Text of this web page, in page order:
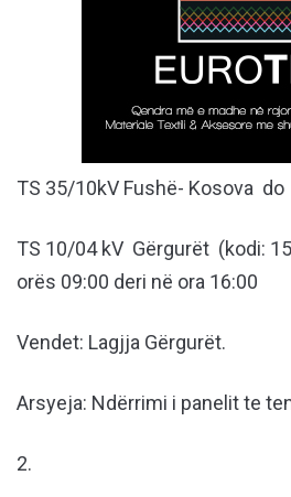
TS 35/10kV Fushë- Kosova
TS 10/04 kV Gërgurët (kodi:
orës 09:00 deri në ora 16:00
Vendet: Lagjja Gërgurët.
Arsyeja: Ndërrimi i panelit te
2.